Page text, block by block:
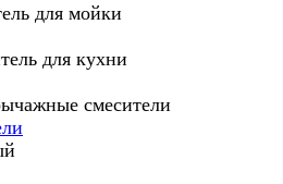
для мойки
для кухни
смесители